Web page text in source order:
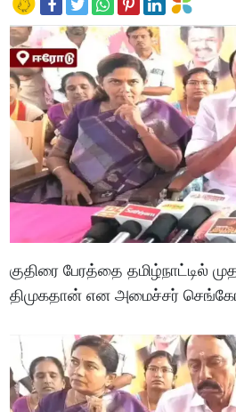
குதிரை பேரத்தை தமிழ்நாட்டில்
திமுகதான் என அமைச்சர்